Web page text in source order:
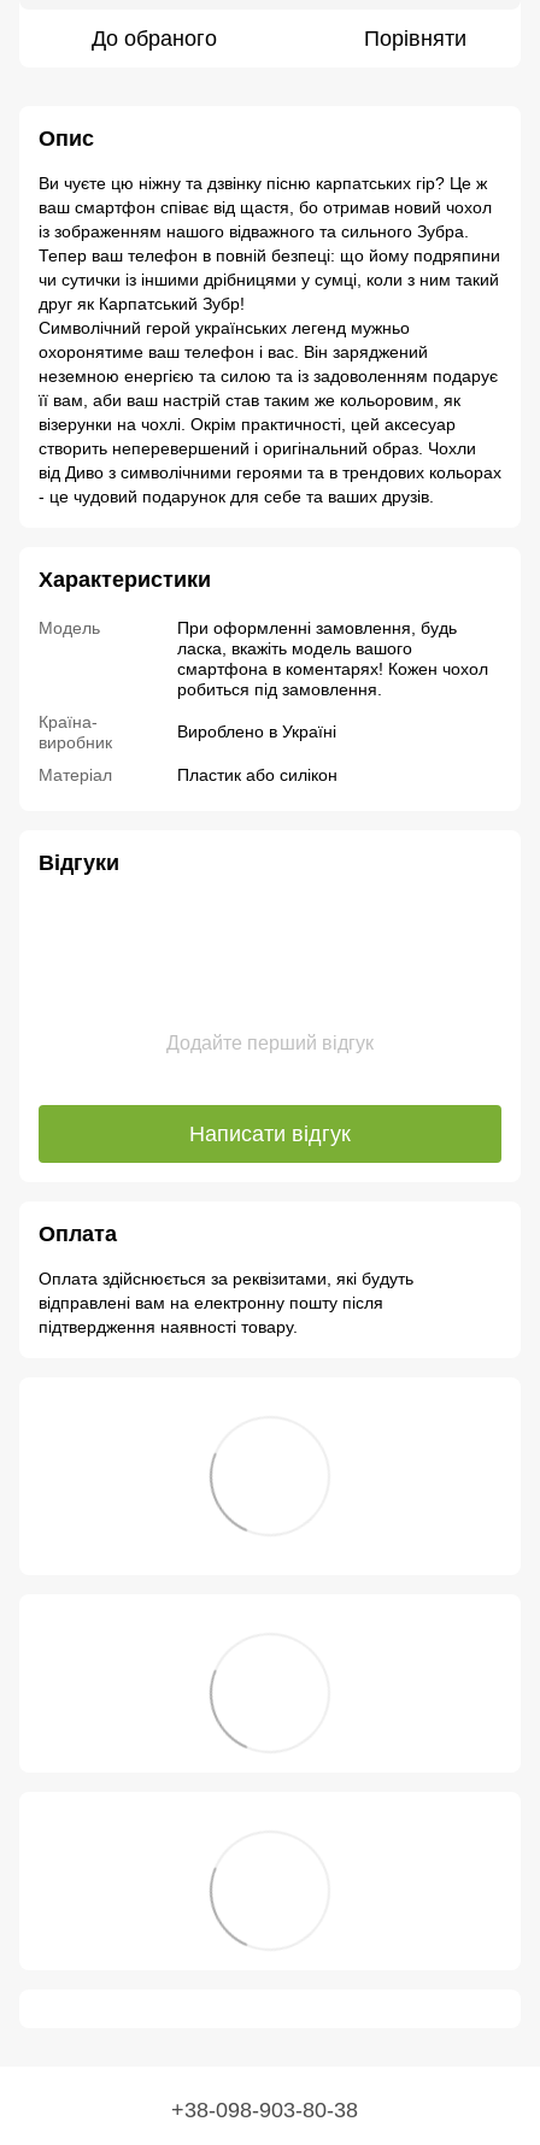
До обраного Порівняти
Опис
Ви чуєте цю ніжну та дзвінку пісню карпатських гір? Це ж
ваш смартфон співає від щастя, бо отримав новий чохол
із зображенням нашого відважного та сильного Зубра.
Тепер ваш телефон в повній безпеці: що йому подряпини
чи сутички із іншими дрібницями у сумці, коли з ним такий
друг як Карпатський Зубр!
Символічний герой українських легенд мужньо
охоронятиме ваш телефон і вас. Він заряджений
неземною енергією та силою та із задоволенням подарує
її вам, аби ваш настрій став таким же кольоровим, як
візерунки на чохлі. Окрім практичності, цей аксесуар
створить неперевершений і оригінальний образ. Чохли
від Диво з символічними героями та в трендових кольорах
- це чудовий подарунок для себе та ваших друзів.
Характеристики
Модель
При оформленні замовлення, будь
ласка, вкажіть модель вашого
смартфона в коментарях! Кожен чохол
робиться під замовлення.
Країна-
виробник
Вироблено в Україні
Матеріал Пластик або силікон
Відгуки
Додайте перший відгук
Написати відгук
Оплата
Оплата здійснюється за реквізитами, які будуть
відправлені вам на електронну пошту після
підтвердження наявності товару.
+38-098-903-80-38